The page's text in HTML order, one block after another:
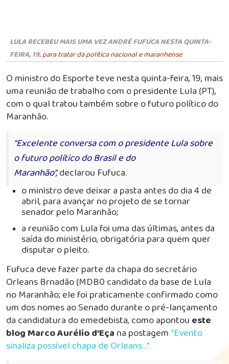
LULA RECEBEU MAIS UMA VEZ ANDRÉ FUFUCA NESTA QUINTA-
FEIRA, 19,para tratar da política nacional e maranhense
O ministro do Esporte teve nesta quinta-feira, 19, mais
uma reunião de trabalho com o presidente Lula (PT),
com o qual tratou também sobre o futuro político do
Maranhão.
“Excelente conversa com o presidente Lula sobre
o futuro político do Brasil e do
Maranhão”,declarou Fufuca.
o ministro deve deixar a pasta antes do dia 4 de
abril, para avançar no projeto de se tornar
senador pelo Maranhão;
a reunião com Lula foi uma das últimas, antes da
saída do ministério, obrigatória para quem quer
disputar o pleito.
Fufuca deve fazer parte da chapa do secretário
Orleans Brnadão (MDB0 candidato da base de Lula
no Maranhão; ele foi praticamente confirmado como
um dos nomes ao Senado durante o pré-lançamento
da candidatura do emedebista, como apontou este
blog Marco Aurélio d’Eça na postagem “Evento
sinaliza possível chapa de Orleans…”.